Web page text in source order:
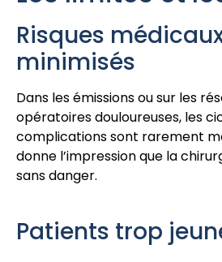
Risques
minimisés
Dans les émissions ou sur les
opératoires douloureuses, les
complications sont rarement
donne l’impression que la
sans danger.
Patients trop